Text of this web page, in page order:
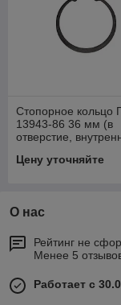
Стопорное кольцо
13943-86 36 мм (в
отверстие,
Цену уточняйте
О нас
Рейтинг не
Менее 5
Работает с